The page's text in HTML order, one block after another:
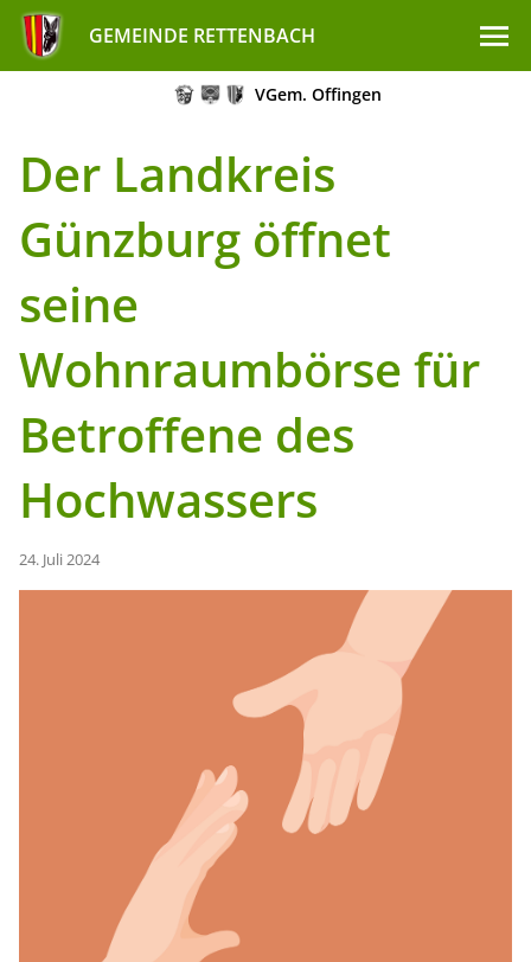
GEMEINDE RETTENBACH
VGem. Offingen
Der Landkreis
Günzburg öffnet
seine
Wohnraumbörse für
Betroffene des
Hochwassers
24. Juli 2024